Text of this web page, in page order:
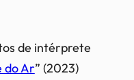
de intérprete
do Ar” (2023)